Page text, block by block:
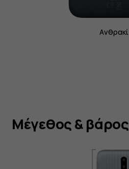
Ανθρακί
Μέγεθος & βάρος